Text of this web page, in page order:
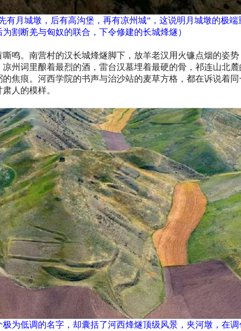
有月城墩，后有高沟堡，再有凉州城”，这说明月城墩的极端
割断羌与匈奴的联合，下令修建的长城烽燧）
鸣。南营村的汉长城烽燧脚下，放羊老汉用火镰点烟的姿势
州词里酿着最烈的酒，雷台汉墓埋着最硬的骨，祁连山北麓
焦痕。河西学院的书声与治沙站的麦草方格，都在诉说着同
人的模样。
为低调的名字，却囊括了河西烽燧顶级风景，夹河墩，在调